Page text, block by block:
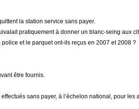
la station service sans payer.
pratiquement à donner un blanc-seing aux
et le parquet ont-ils reçus en 2007 et 2008 ?
être fournis.
sans payer, à l’échelon national, pour